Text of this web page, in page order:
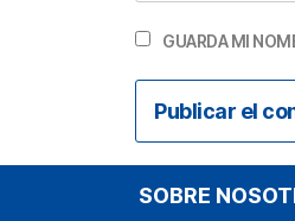
GUARDA MI
SOBRE